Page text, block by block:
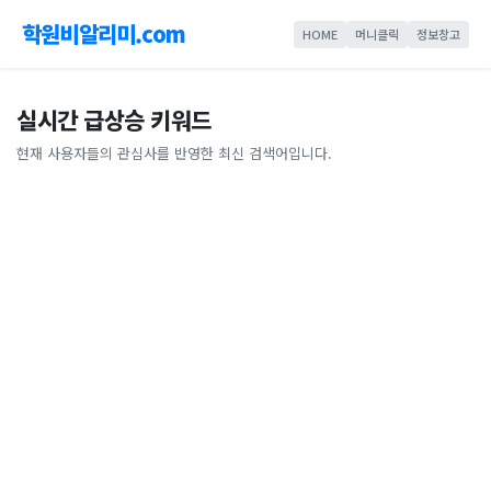
학원비알리미.com HOME 머니클릭 정보창고
실시간 급상승 키워드
현재 사용자들의 관심사를 반영한 최신 검색어입니다.